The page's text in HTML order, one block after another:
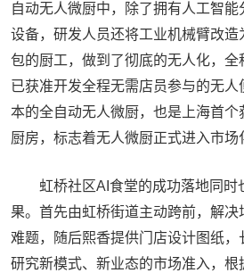
自动无人微厨中，除了拥有人工智
设备，研发人员还将工业机械臂改
包的厨工，做到了彻底的无人化，
已获准开发全程无需店员参与的无人
本的全自动无人微厨，也是上海首
厨房，标志着无人微厨正式进入市场
虹桥社区AI食堂的成功落地同时
果。首先由虹桥街道主动跨前，解
难题，随后熙香提供门店设计图纸，
研究新模式、新业态的市场准入，根